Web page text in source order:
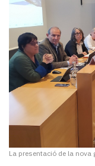
La presentació de la nova